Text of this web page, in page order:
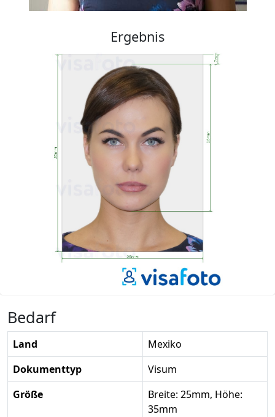
Ergebnis
Bedarf
Land
Mexiko
Dokumenttyp
Visum
Größe
Breite: 25mm, Höhe:
35mm